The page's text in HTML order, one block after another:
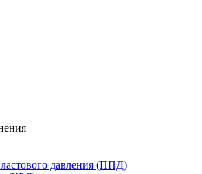
давления (ППД)